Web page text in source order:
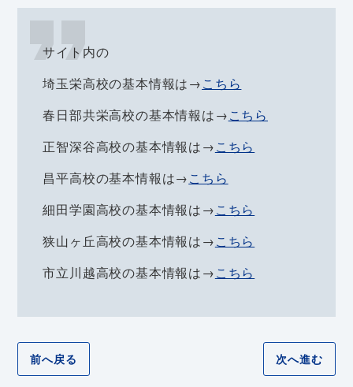
サイト内の
埼玉栄高校の基本情報は→こちら
春日部共栄高校の基本情報は→こちら
正智深谷高校の基本情報は→こちら
昌平高校の基本情報は→こちら
細田学園高校の基本情報は→こちら
狭山ヶ丘高校の基本情報は→こちら
市立川越高校の基本情報は→こちら
前へ戻る 次へ進む